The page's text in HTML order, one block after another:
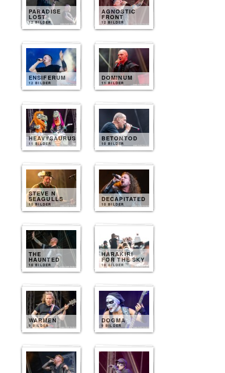
PARADISE
LOST
12 BILDER
AGNOSTIC
FRONT
12 BILDER
ENSIFERUM
12 BILDER
DOMINUM
11 BILDER
HEAVYSAURUS
11 BILDER
BETONTOD
10 BILDER
STEVE N
SEAGULLS
10 BILDER
DECAPITATED
10 BILDER
THE
HAUNTED
10 BILDER
HARAKIRI
FOR THE SKY
10 BILDER
WARMEN
9 BILDER
DOGMA
9 BILDER